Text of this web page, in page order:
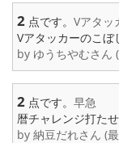
2 点です。 Vアタッ
Vアタッカーのこぼ
by ゆうちやむさん
2 点です。 早急
暦チャレンジ打た
by 納豆だれさん (